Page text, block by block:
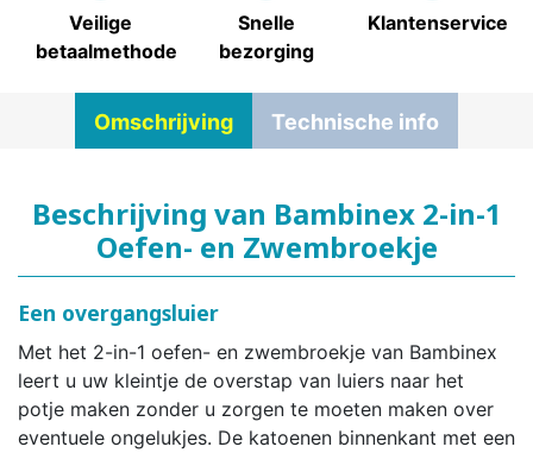
Veilige
betaalmethode
Snelle
bezorging
Klantenservice
Omschrijving Technische info
Beschrijving van Bambinex 2-in-1
Oefen- en Zwembroekje
Een overgangsluier
Met het 2-in-1 oefen- en zwembroekje van Bambinex
leert u uw kleintje de overstap van luiers naar het
potje maken zonder u zorgen te moeten maken over
eventuele ongelukjes. De katoenen binnenkant met een